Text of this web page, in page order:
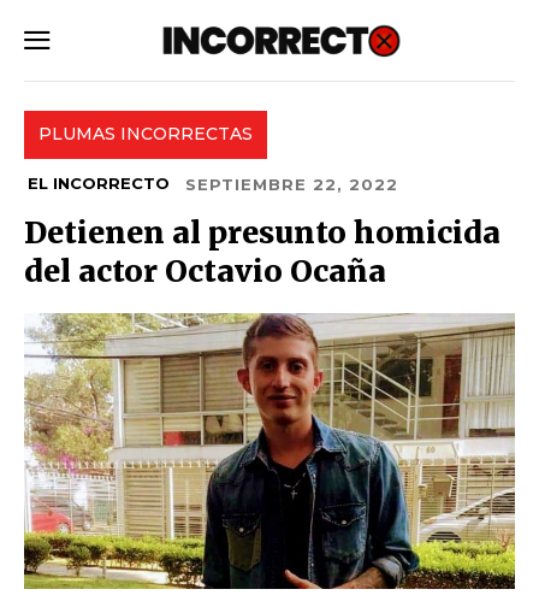
PLUMAS INCORRECTAS
EL INCORRECTO SEPTIEMBRE 22, 2022
Detienen al presunto homicida
del actor Octavio Ocaña